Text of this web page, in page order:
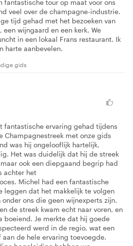
fantastische tour op maat voor ons
veel over de champagne-industrie.
tijd gehad met het bezoeken van
wijngaard en een kerk. We
in een lokaal Frans restaurant. Ik
harte aanbevelen.
gids
fantastische ervaring gehad tijdens
Champagnestreek met onze gids
was hij ongelooflijk hartelijk,
Het was duidelijk dat hij de streek
ook een diepgaand begrip had
achter het
Michel had een fantastische
leggen dat het makkelijk te volgen
ons die geen wijnexperts zijn.
de streek kwam echt naar voren, en
boeiend. Je merkte dat hij goede
werd in de regio, wat een
de hele ervaring toevoegde.